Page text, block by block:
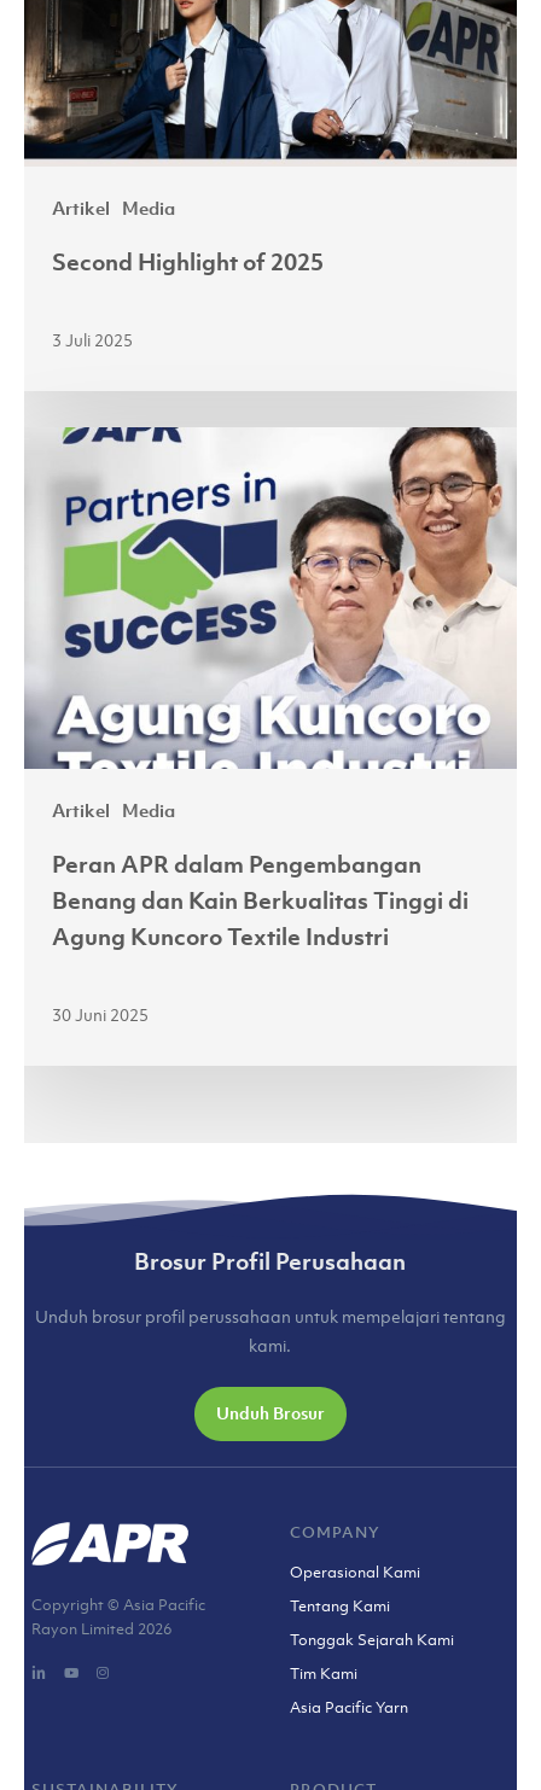
Artikel Media
Second Highlight of 2025
3 Juli 2025
Artikel Media
Peran
dalam
Pengembangan
Tinggi
Kuncoro
Peran APR dalam Pengembangan
Benang dan Kain Berkualitas Tinggi di
Agung Kuncoro Textile Industri
30 Juni 2025
Brosur Profil Perusahaan
Unduh brosur profil perussahaan untuk mempelajari tentang
kami.
Unduh Brosur
Copyright © Asia Pacific
Rayon Limited 2026
COMPANY
Operasional Kami
Tentang Kami
Tonggak Sejarah Kami
Tim Kami
Asia Pacific Yarn